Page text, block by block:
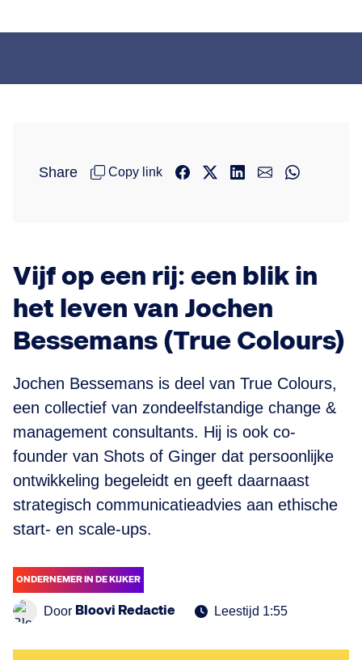
Share Copy link
Vijf op een rij: een blik in
het leven van Jochen
Bessemans (True Colours)
Jochen Bessemans is deel van True Colours,
een collectief van zondeelfstandige change &
management consultants. Hij is ook co-
founder van Shots of Ginger dat persoonlijke
ontwikkeling begeleidt en geeft daarnaast
strategisch communicatieadvies aan ethische
start- en scale-ups.
ONDERNEMER IN DE KIJKER
Door Bloovi Redactie Leestijd 1:55